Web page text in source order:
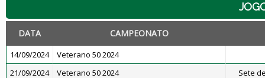
DATA CAMPEONATO
14/09/2024
Veterano 50 2024
21/09/2024
Veterano 50 2024 Sete